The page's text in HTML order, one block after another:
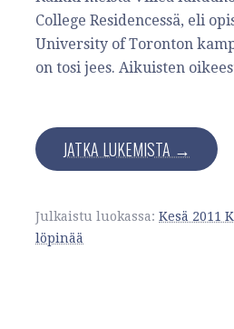
College Residencessä, eli
University of Toronton
on tosi jees. Aikuisten
JATKA LUKEMISTA →
Julkaistu luokassa: Kesä 2011
löpinää